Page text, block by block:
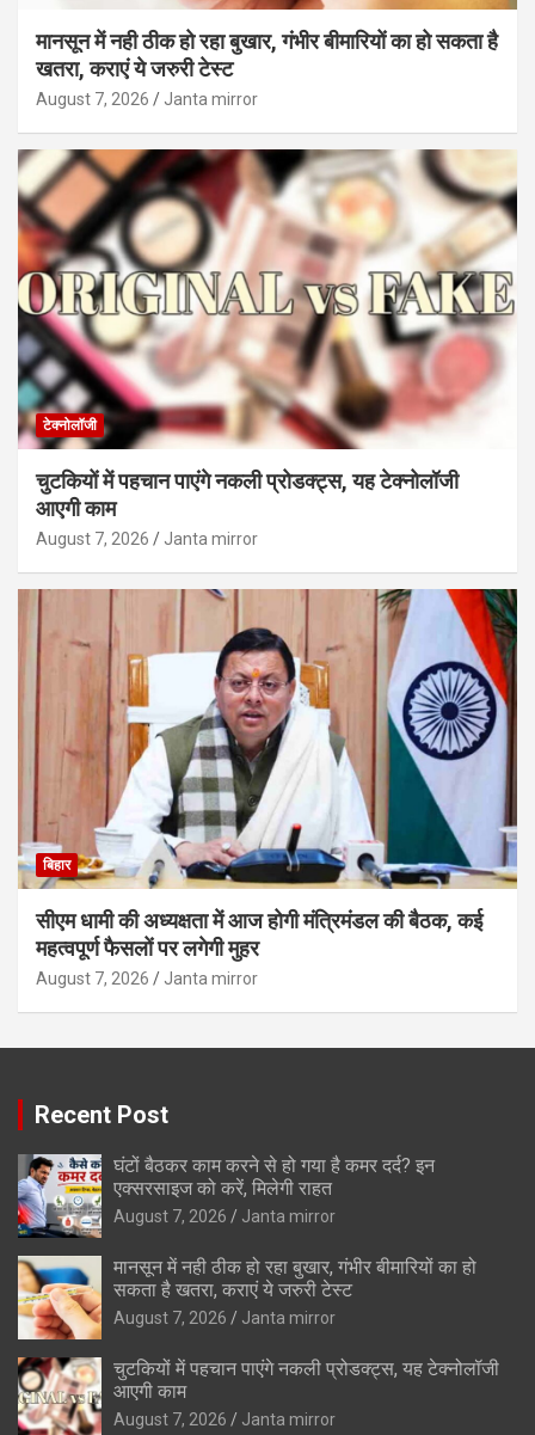
मानसून में नही ठीक हो रहा बुखार, गंभीर बीमारियों का हो सकता है
खतरा, कराएं ये जरुरी टेस्ट
August 7, 2026 Janta mirror
टेक्नोलॉजी
चुटकियों में पहचान पाएंगे नकली प्रोडक्ट्स, यह टेक्नोलॉजी
आएगी काम
August 7, 2026 Janta mirror
बिहार
सीएम धामी की अध्यक्षता में आज होगी मंत्रिमंडल की बैठक, कई
महत्वपूर्ण फैसलों पर लगेगी मुहर
August 7, 2026 Janta mirror
Recent Post
घंटों बैठकर काम करने से हो गया है कमर दर्द? इन
एक्सरसाइज को करें, मिलेगी राहत
August 7, 2026 Janta mirror
मानसून में नही ठीक हो रहा बुखार, गंभीर बीमारियों का हो
सकता है खतरा, कराएं ये जरुरी टेस्ट
August 7, 2026 Janta mirror
चुटकियों में पहचान पाएंगे नकली प्रोडक्ट्स, यह टेक्नोलॉजी
आएगी काम
August 7, 2026 Janta mirror